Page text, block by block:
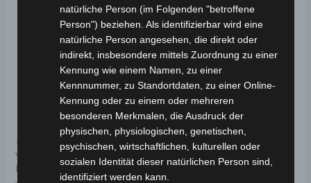
Kostenloser Versand
VS2 TRITTFLÄCHE
KUNSTSTOFF
natürliche Person (im Folgenden "betroffene
Person") beziehen. Als identifizierbar wird eine
natürliche Person angesehen, die direkt oder
indirekt, insbesondere mittels Zuordnung zu einer
Kennung wie einem Namen, zu einer
Kennnummer, zu Standortdaten, zu einer Online-
Kennung oder zu einem oder mehreren
besonderen Merkmalen, die Ausdruck der
physischen, physiologischen, genetischen,
psychischen, wirtschaftlichen, kulturellen oder
sozialen Identität dieser natürlichen Person sind,
identifiziert werden kann.